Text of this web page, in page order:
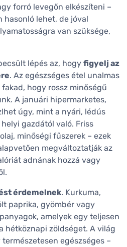
forró levegőn elkészíteni –
hasonló lehet, de jóval
van szüksége,
lépés az, hogy figyelj az
. Az egészséges étel unalmas
hogy rossz minőségű
A januári hipermarketes,
úgy, mint a nyári, lédús
gazdától való. Friss
minőségi fűszerek – ezek
megváltoztatják az
adnának hozzá vagy
érdemelnek. Kurkuma,
paprika, gyömbér vagy
amelyek egy teljesen
hétköznapi zöldséget. A világ
egészséges –